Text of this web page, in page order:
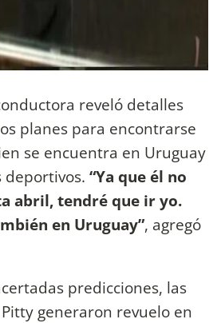
reveló detalles
planes para encontrarse
se encuentra en Uruguay
deportivos. “Ya que él no
abril, tendré que ir yo.
en Uruguay”, agregó
predicciones, las
generaron revuelo en